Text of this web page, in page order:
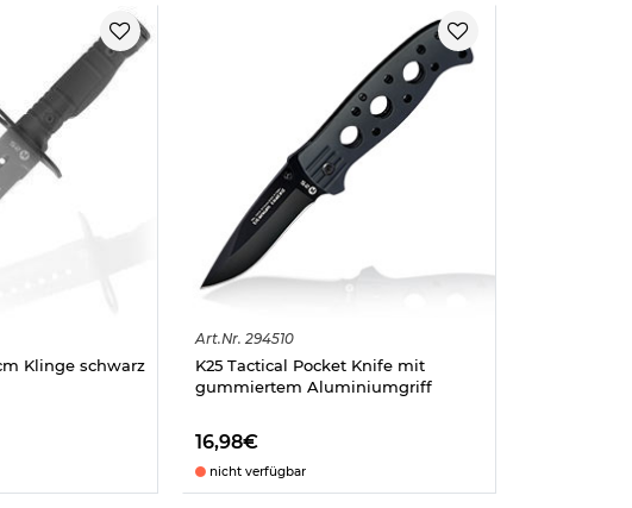
Klinge schwarz
Art.Nr. 294510
K25 Tactical Pocket Knife mit
gummiertem Aluminiumgriff
16,98€
nicht verfügbar